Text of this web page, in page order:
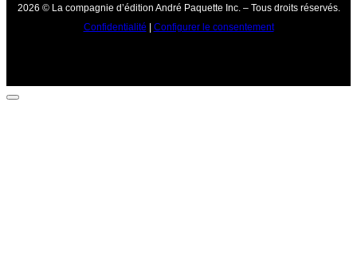
2026 © La compagnie d’édition André Paquette Inc. – Tous droits réservés.
Confidentialité
Configurer le consentement